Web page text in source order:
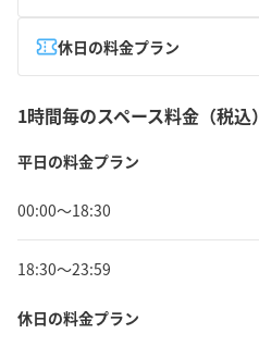
休日の料金プラン
1時間毎のスペース料金（税込）
平日の料金プラン
00:00〜18:30
18:30〜23:59
休日の料金プラン